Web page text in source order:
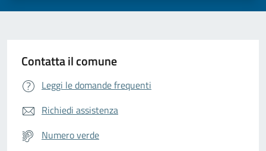
Contatta il comune
Leggi le domande frequenti
Richiedi assistenza
Numero verde